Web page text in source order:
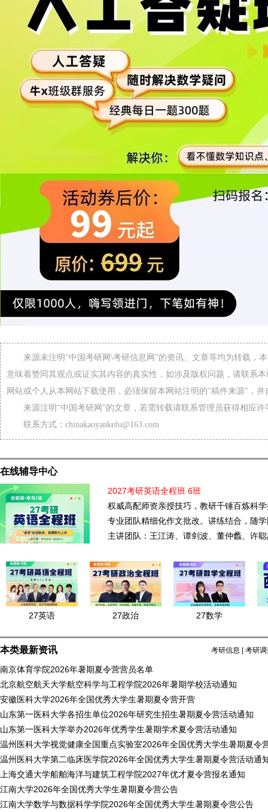
来源未注明“中国考研网\考研信息网”的资讯、文章等均为转载，
意味着赞同其观点或证实其内容的真实性，如涉及版权问题，请联系
网站或个人从本网站下载使用，必须保留本网站注明的"稿件来源"，
来源注明“中国考研网”的文章，若需转载请联系管理员获得相应许
联系方式：chinakaoyankefu@163.com
在线辅导中心
2027考研英语全程班 6班
权威高配师资亲授技巧，教研千锤百炼科
专业团队精细化作文批改。讲练结合，随
主讲团队：王江涛、谭剑波、董仲蠡、许
27英语 27政治 27数学
本类最新资讯 考研信息 考研
南京体育学院2026年暑期夏令营营员名单
北京航空航天大学航空科学与工程学院2026年暑期学校活动通知
安徽医科大学2026年全国优秀大学生暑期夏令营开营
山东第一医科大学各招生单位2026年研究生招生暑期夏令营活动通知
山东第一医科大学举办2026年优秀学生暑期学术夏令营活动通知
温州医科大学视觉健康全国重点实验室2026年全国优秀大学生暑期夏令
温州医科大学第二临床医学院2026年全国优秀大学生暑期夏令营活动通
上海交通大学船舶海洋与建筑工程学院2027年优才夏令营报名通知
江南大学2026年全国优秀大学生暑期夏令营公告
江南大学数学与数据科学学院2026年全国优秀大学生暑期夏令营公告